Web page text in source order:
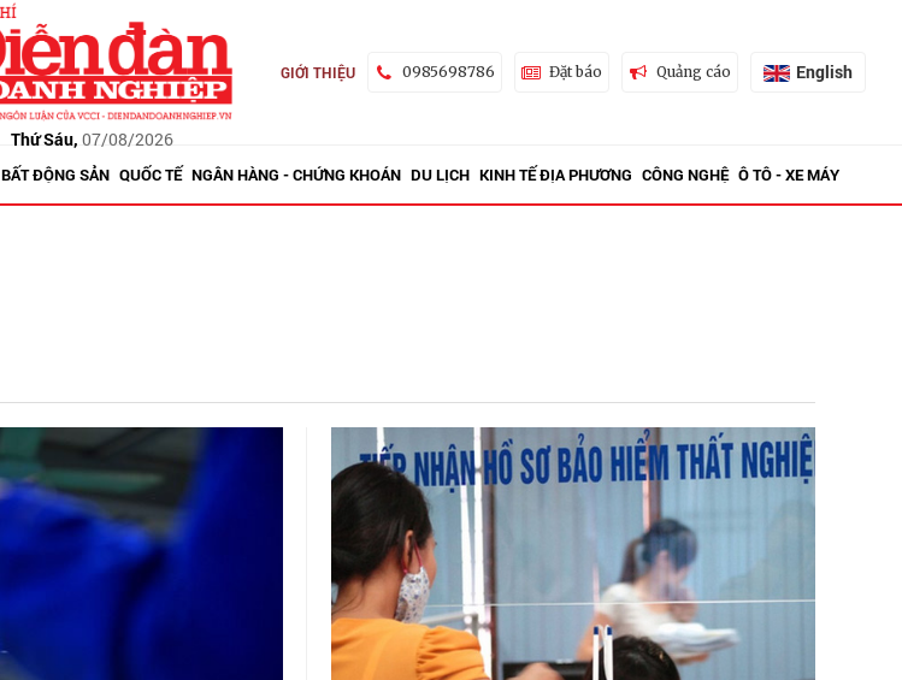
Thứ Sáu, 07/08/2026
GIỚI THIỆU 0985698786 Đặt báo Quảng cáo English
BẤT ĐỘNG SẢN QUỐC TẾ NGÂN HÀNG - CHỨNG KHOÁN DU LỊCH KINH TẾ ĐỊA PHƯƠNG CÔNG NGHỆ Ô TÔ - XE MÁY